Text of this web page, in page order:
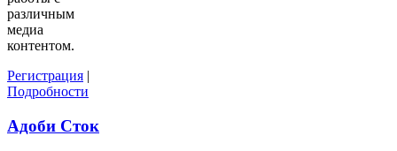
различным
медиа
контентом.
Регистрация |
Подробности
Адоби Сток